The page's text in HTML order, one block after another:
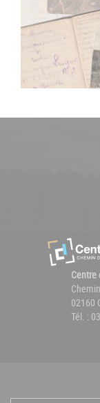
Centre
02160
Tél. :